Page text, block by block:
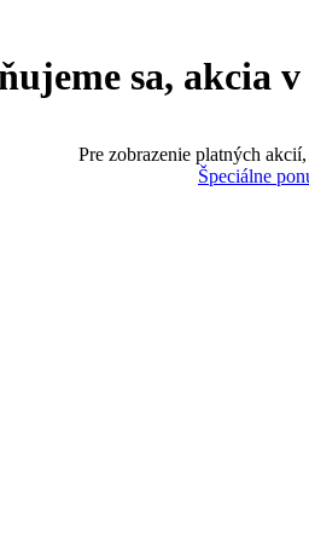
sa, akcia
Pre zobrazenie platných
Špeciálne